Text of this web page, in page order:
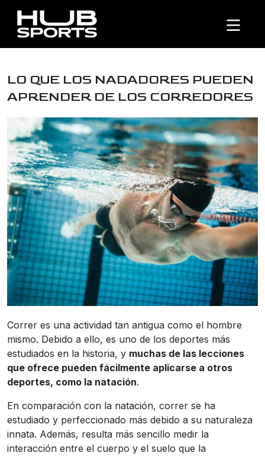
LO QUE LOS NADADORES PUEDEN
APRENDER DE LOS CORREDORES
Correr es una actividad tan antigua como el hombre
mismo. Debido a ello, es uno de los deportes más
estudiados en la historia, y muchas de las lecciones
que ofrece pueden fácilmente aplicarse a otros
deportes, como la natación.
En comparación con la natación, correr se ha
estudiado y perfeccionado más debido a su naturaleza
innata. Además, resulta más sencillo medir la
interacción entre el cuerpo y el suelo que la